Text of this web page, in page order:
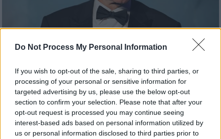
Do Not Process My Personal Information
If you wish to opt-out of the sale, sharing to third parties, or
processing of your personal or sensitive information for
targeted advertising by us, please use the below opt-out
section to confirm your selection. Please note that after your
opt-out request is processed you may continue seeing
interest-based ads based on personal information utilized by
us or personal information disclosed to third parties prior to
Lifestyle|20.11.2025 11:05
«Είμαι άστεγος τα τελευταία χρόνια» Ο
Κέβιν Σπέισι μετά την εκ βάθρων
ανατροπή στη ζωή του μετά το
σκάνδαλο